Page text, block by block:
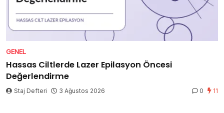
GENEL
Hassas Ciltlerde Lazer Epilasyon Öncesi
Değerlendirme
Staj Defteri 3 Ağustos 2026 0 11